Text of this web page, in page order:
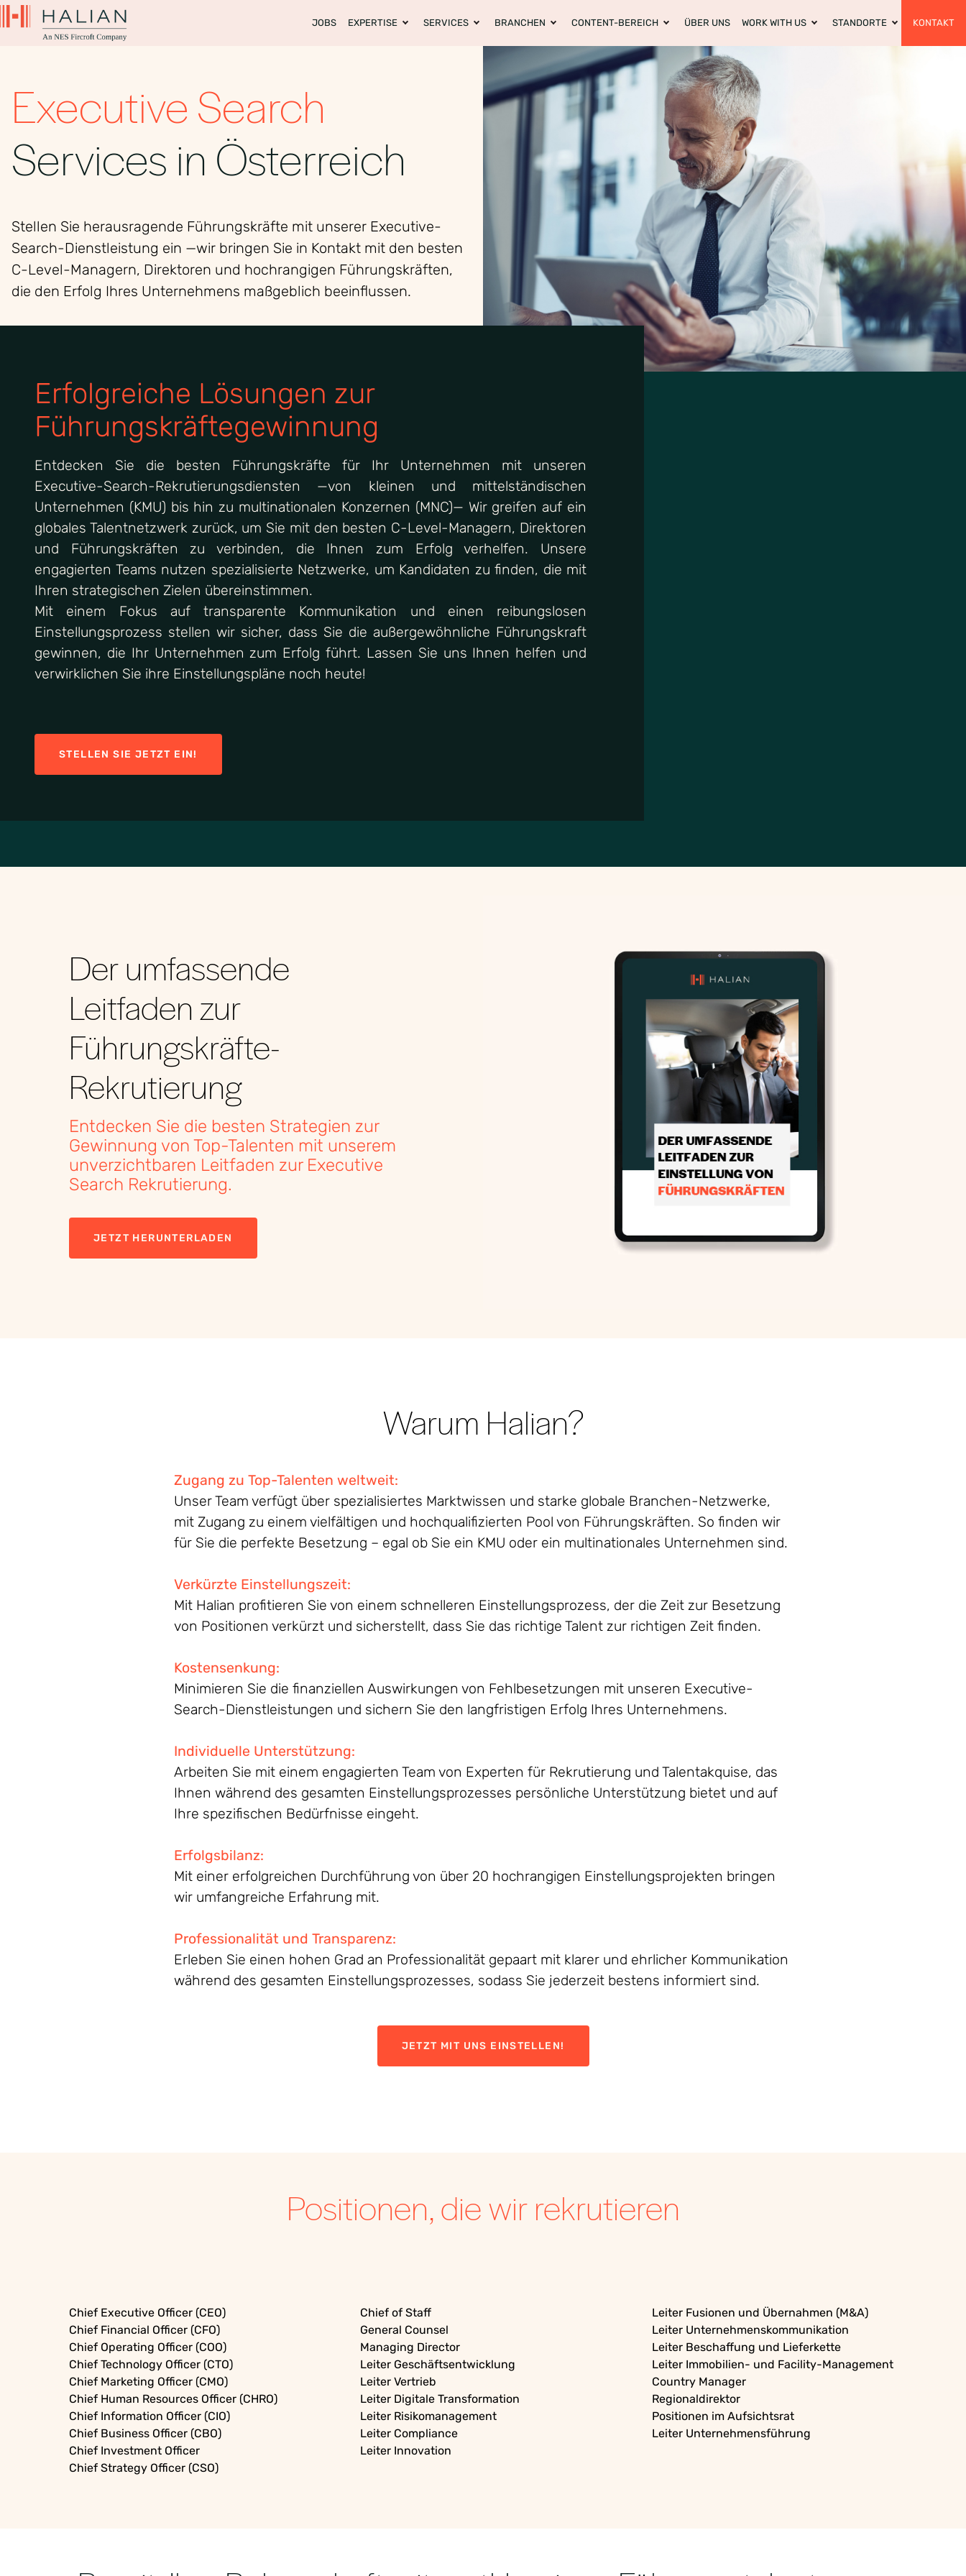
JOBS EXPERTISE SERVICES BRANCHEN CONTENT-BEREICH ÜBER UNS WORK WITH US STANDORTE KONTAKT
Executive Search
Services in Österreich
Stellen Sie herausragende Führungskräfte mit unserer Executive-
Search-Dienstleistung ein —wir bringen Sie in Kontakt mit den besten
C-Level-Managern, Direktoren und hochrangigen Führungskräften,
die den Erfolg Ihres Unternehmens maßgeblich beeinflussen.
Erfolgreiche Lösungen zur
Führungskräftegewinnung
Entdecken Sie die besten Führungskräfte für Ihr Unternehmen mit unseren
Executive-Search-Rekrutierungsdiensten —von kleinen und mittelständischen
Unternehmen (KMU) bis hin zu multinationalen Konzernen (MNC)— Wir greifen auf ein
globales Talentnetzwerk zurück, um Sie mit den besten C-Level-Managern, Direktoren
und Führungskräften zu verbinden, die Ihnen zum Erfolg verhelfen. Unsere
engagierten Teams nutzen spezialisierte Netzwerke, um Kandidaten zu finden, die mit
Ihren strategischen Zielen übereinstimmen.
Mit einem Fokus auf transparente Kommunikation und einen reibungslosen
Einstellungsprozess stellen wir sicher, dass Sie die außergewöhnliche Führungskraft
gewinnen, die Ihr Unternehmen zum Erfolg führt. Lassen Sie uns Ihnen helfen und
verwirklichen Sie ihre Einstellungspläne noch heute!
STELLEN SIE JETZT EIN!
Der umfassende
Leitfaden zur
Führungskräfte-
Rekrutierung
Entdecken Sie die besten Strategien zur
Gewinnung von Top-Talenten mit unserem
unverzichtbaren Leitfaden zur Executive
Search Rekrutierung.
JETZT HERUNTERLADEN
Warum Halian?
Zugang zu Top-Talenten weltweit:
Unser Team verfügt über spezialisiertes Marktwissen und starke globale Branchen-Netzwerke,
mit Zugang zu einem vielfältigen und hochqualifizierten Pool von Führungskräften. So finden wir
für Sie die perfekte Besetzung – egal ob Sie ein KMU oder ein multinationales Unternehmen sind.
Verkürzte Einstellungszeit:
Mit Halian profitieren Sie von einem schnelleren Einstellungsprozess, der die Zeit zur Besetzung
von Positionen verkürzt und sicherstellt, dass Sie das richtige Talent zur richtigen Zeit finden.
Kostensenkung:
Minimieren Sie die finanziellen Auswirkungen von Fehlbesetzungen mit unseren Executive-
Search-Dienstleistungen und sichern Sie den langfristigen Erfolg Ihres Unternehmens.
Individuelle Unterstützung:
Arbeiten Sie mit einem engagierten Team von Experten für Rekrutierung und Talentakquise, das
Ihnen während des gesamten Einstellungsprozesses persönliche Unterstützung bietet und auf
Ihre spezifischen Bedürfnisse eingeht.
Erfolgsbilanz:
Mit einer erfolgreichen Durchführung von über 20 hochrangigen Einstellungsprojekten bringen
wir umfangreiche Erfahrung mit.
Professionalität und Transparenz:
Erleben Sie einen hohen Grad an Professionalität gepaart mit klarer und ehrlicher Kommunikation
während des gesamten Einstellungsprozesses, sodass Sie jederzeit bestens informiert sind.
JETZT MIT UNS EINSTELLEN!
Positionen, die wir rekrutieren
Chief Executive Officer (CEO)
Chief Financial Officer (CFO)
Chief Operating Officer (COO)
Chief Technology Officer (CTO)
Chief Marketing Officer (CMO)
Chief Human Resources Officer (CHRO)
Chief Information Officer (CIO)
Chief Business Officer (CBO)
Chief Investment Officer
Chief Strategy Officer (CSO)
Chief of Staff
General Counsel
Managing Director
Leiter Geschäftsentwicklung
Leiter Vertrieb
Leiter Digitale Transformation
Leiter Risikomanagement
Leiter Compliance
Leiter Innovation
Leiter Fusionen und Übernahmen (M&A)
Leiter Unternehmenskommunikation
Leiter Beschaffung und Lieferkette
Leiter Immobilien- und Facility-Management
Country Manager
Regionaldirektor
Positionen imAufsichtsrat
Leiter Unternehmensführung